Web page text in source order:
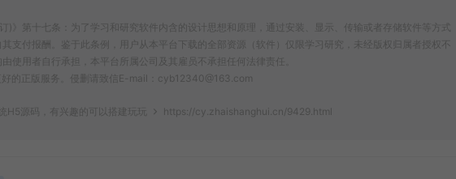
》第十七条：为了学习和研究软件内含的设计思想和原理，通过安装、显示、传输或者存储软件等方式
支付报酬。鉴于此条例，用户从本平台下载的全部资源（软件）仅限学习研究，未经版权归属者授权不
使用者自行承担，本平台所属公司及其雇员不承担任何法律责任。
的正版服务。侵删请致信E-mail：cyb12340@163.com
H5源码，有兴趣的可以搭建玩玩 https://cy.zhaishanghui.cn/9429.html